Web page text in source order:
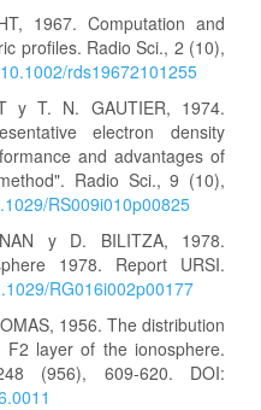
1967. Computation and
profiles. Radio Sci., 2 (10),
rds19672101255
y T. N. GAUTIER, 1974.
electron density
and advantages of
Radio Sci., 9 (10),
RS009i010p00825
y D. BILITZA, 1978.
1978. Report URSI.
RG016i002p00177
1956. The distribution
layer of the ionosphere.
(956), 609-620. DOI: